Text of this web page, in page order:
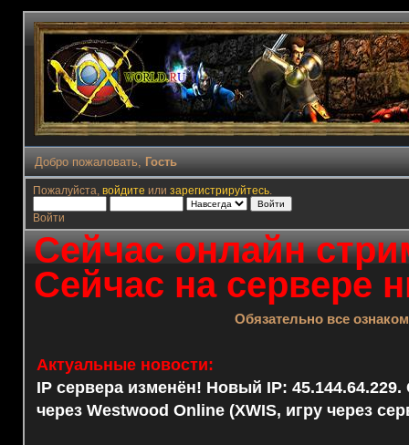
Добро пожаловать, Гость
Пожалуйста, войдите или зарегистрируйтесь.
Войти
Сейчас онлайн
Сейчас на сервере
Обязательно все
Актуальные новости:
IP сервера изменён! Новый IP: 45.144.64.229.
через Westwood Online (XWIS, игру через